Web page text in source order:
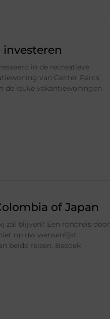
in de recreatieve
van Center Parcs
de leuke vakantiewoningen
of Japan
zal blijven? Een rondreis door
op uw wensenlijst
beide reizen. Bezoek